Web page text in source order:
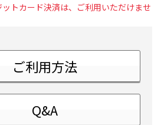
トカード決済は、ご利用いただけませ
ご利用方法
Q&A